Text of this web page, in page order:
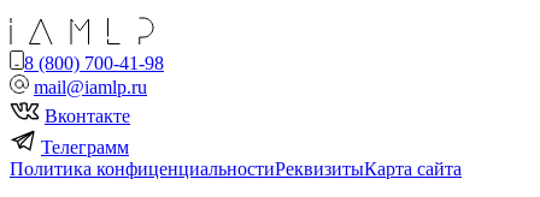
8 (800) 700-41-98
mail@iamlp.ru
Вконтакте
Телеграмм
Политика конфиценциальностиРеквизитыКарта сайта